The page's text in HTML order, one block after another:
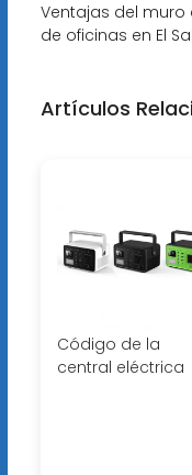
Ventajas del
de oficinas en El
Artículos
Código de la
central eléctrica